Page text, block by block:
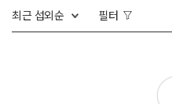
최근 섭외순 필터